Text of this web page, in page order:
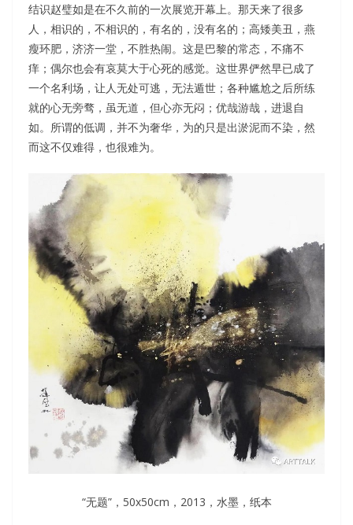
结识赵璧如是在不久前的一次展览开幕上。那天来了很多
人，相识的，不相识的，有名的，没有名的；高矮美丑，燕
瘦环肥，济济一堂，不胜热闹。这是巴黎的常态，不痛不
痒；偶尔也会有哀莫大于心死的感觉。这世界俨然早已成了
一个名利场，让人无处可逃，无法遁世；各种尴尬之后所练
就的心无旁骛，虽无道，但心亦无闷；优哉游哉，进退自
如。所谓的低调，并不为奢华，为的只是出淤泥而不染，然
而这不仅难得，也很难为。
“无题”，50x50cm，2013，水墨，纸本